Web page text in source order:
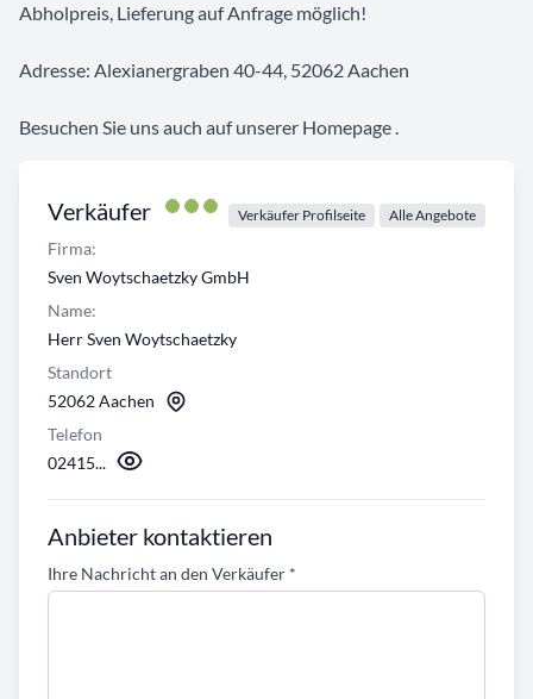
Verkäufer Verkäufer Profilseite Alle Angebote
Firma:
Sven Woytschaetzky GmbH
Name:
Herr Sven Woytschaetzky
Standort
52062 Aachen
Telefon
02415...
Anbieter kontaktieren
Ihre Nachricht an den Verkäufer *
Abholpreis, Lieferung auf Anfrage möglich!
Adresse: Alexianergraben 40-44, 52062 Aachen
Besuchen Sie uns auch auf unserer Homepage .